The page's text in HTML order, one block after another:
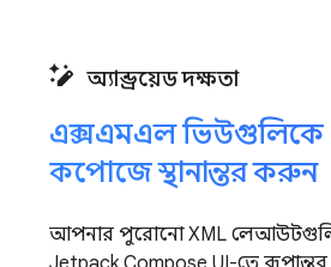
অ্যান্ড্রয়েড দক্ষতা
এক্সএমএল ভিউগুলিকে
কম্পোজে স্থানান্তর করুন
আপনার পুরোনো XML